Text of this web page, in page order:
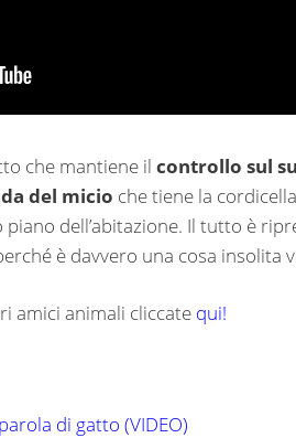
che mantiene il controllo sul
del micio che tiene la
dell’abitazione. Il tutto è
è davvero una cosa insolita
amici animali cliccate qui!
di gatto (VIDEO)